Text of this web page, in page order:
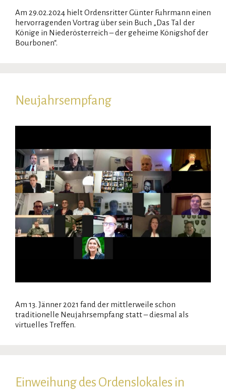
Am 29.02.2024 hielt Ordensritter Günter Fuhrmann einen
hervorragenden Vortrag über sein Buch „Das Tal der
Könige in Niederösterreich – der geheime Königshof der
Bourbonen“.
Neujahrsempfang
Am 13. Jänner 2021 fand der mittlerweile schon
traditionelle Neujahrsempfang statt – diesmal als
virtuelles Treffen.
Einweihung des Ordenslokales in